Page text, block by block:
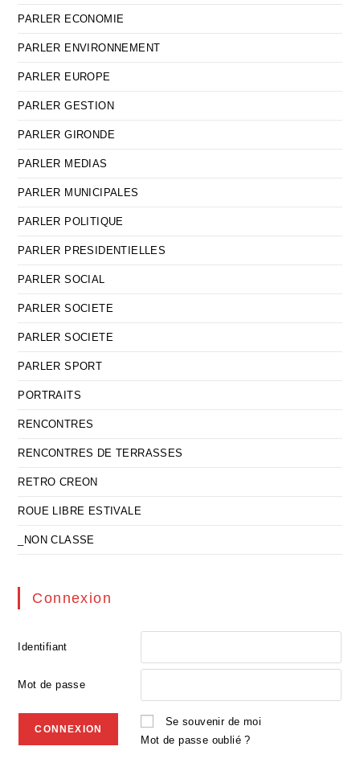
PARLER ECONOMIE
PARLER ENVIRONNEMENT
PARLER EUROPE
PARLER GESTION
PARLER GIRONDE
PARLER MEDIAS
PARLER MUNICIPALES
PARLER POLITIQUE
PARLER PRESIDENTIELLES
PARLER SOCIAL
PARLER SOCIETE
PARLER SOCIETE
PARLER SPORT
PORTRAITS
RENCONTRES
RENCONTRES DE TERRASSES
RETRO CREON
ROUE LIBRE ESTIVALE
_NON CLASSE
Connexion
Identifiant
Mot de passe
Se souvenir de moi
Mot de passe oublié ?